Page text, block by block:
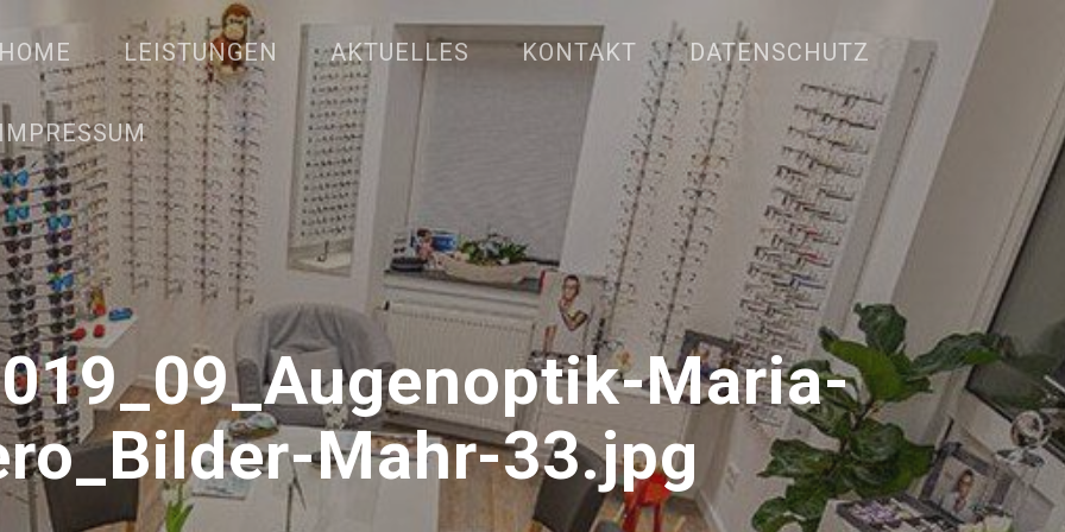
HOME LEISTUNGEN AKTUELLES KONTAKT DATENSCHUTZ
IMPRESSUM
Maria-
Mahr-33.jpg